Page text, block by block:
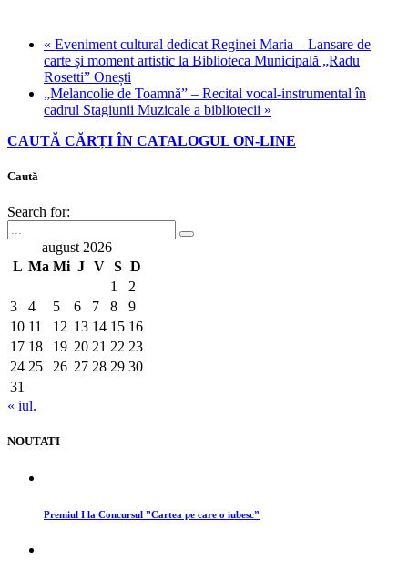
« Eveniment cultural dedicat Reginei Maria – Lansare de
carte și moment artistic la Biblioteca Municipală „Radu
Rosetti” Onești
„Melancolie de Toamnă” – Recital vocal-instrumental în
cadrul Stagiunii Muzicale a bibliotecii »
CAUTĂ CĂRȚI ÎN CATALOGUL ON-LINE
Caută
Search for:
august 2026
L Ma Mi J V S D
1
2
3
4 5 6 7 8
9
10 11 12 13 14 15 16
17 18 19 20 21 22 23
24 25 26 27 28 29 30
31
« iul.
NOUTATI
Premiul I la Concursul ”Cartea pe care o iubesc”